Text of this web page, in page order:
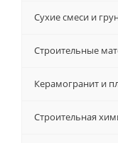
Сухие смеси и
Строительные
Керамогранит и
Строительная